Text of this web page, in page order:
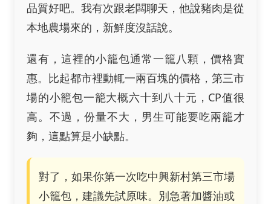
品質好吧。我有次跟老闆聊天，他說豬肉是從
本地農場來的，新鮮度沒話說。
還有，這裡的小籠包通常一籠八顆，價格實
惠。比起都市裡動輒一兩百塊的價格，第三市
場的小籠包一籠大概六十到八十元，CP值很
高。不過，份量不大，男生可能要吃兩籠才
夠，這點算是小缺點。
對了，如果你第一次吃中興新村第三市場
小籠包，建議先試原味。別急著加醬油或